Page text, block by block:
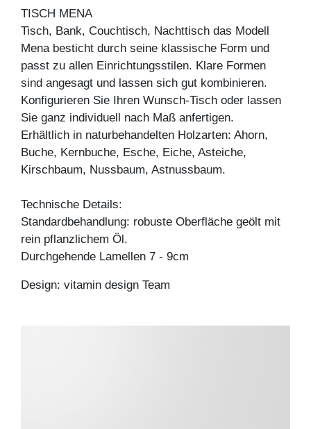
TISCH MENA
Tisch, Bank, Couchtisch, Nachttisch das Modell
Mena besticht durch seine klassische Form und
passt zu allen Einrichtungsstilen. Klare Formen
sind angesagt und lassen sich gut kombinieren.
Konfigurieren Sie Ihren Wunsch-Tisch oder lassen
Sie ganz individuell nach Maß anfertigen.
Erhältlich in naturbehandelten Holzarten: Ahorn,
Buche, Kernbuche, Esche, Eiche, Asteiche,
Kirschbaum, Nussbaum, Astnussbaum.
Technische Details:
Standardbehandlung: robuste Oberfläche geölt mit
rein pflanzlichem Öl.
Durchgehende Lamellen 7 - 9cm
Design: vitamin design Team